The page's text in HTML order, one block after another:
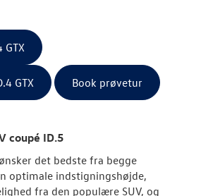
GTX
GTX Book prøvetur
coupé ID.5
det bedste fra begge
optimale indstigningshøjde,
fra den populære SUV, og